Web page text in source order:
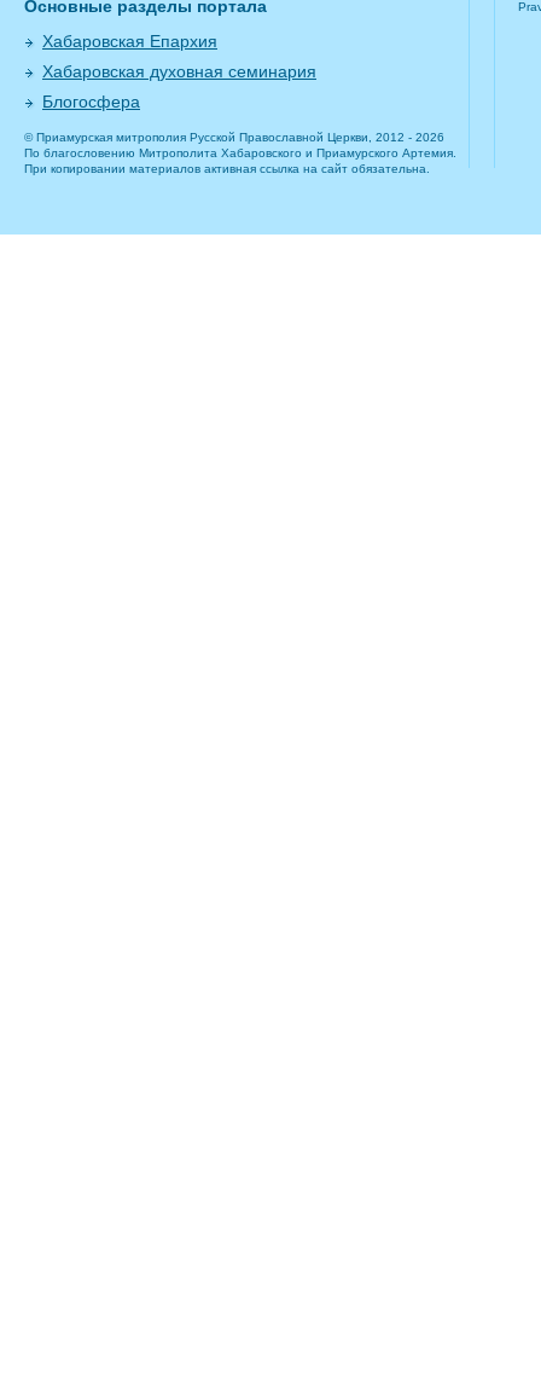
Основные разделы портала
Хабаровская Епархия
Хабаровская духовная семинария
Блогосфера
© Приамурская митрополия Русской Православной Церкви, 2012 - 2026
По благословению Митрополита Хабаровского и Приамурского Артемия.
При копировании материалов активная ссылка на сайт обязательна.